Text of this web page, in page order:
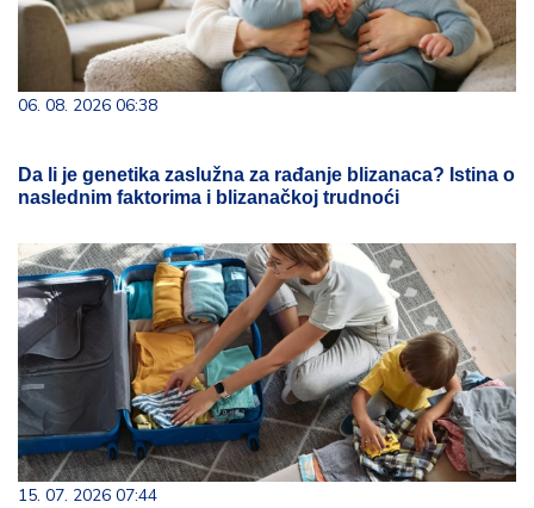
06. 08. 2026 06:38
Da li je genetika zaslužna za rađanje blizanaca? Istina o
naslednim faktorima i blizanačkoj trudnoći
15. 07. 2026 07:44